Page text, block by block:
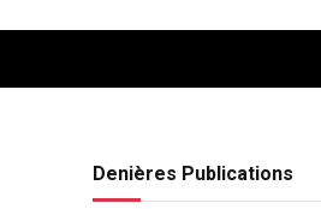
Denières Publications